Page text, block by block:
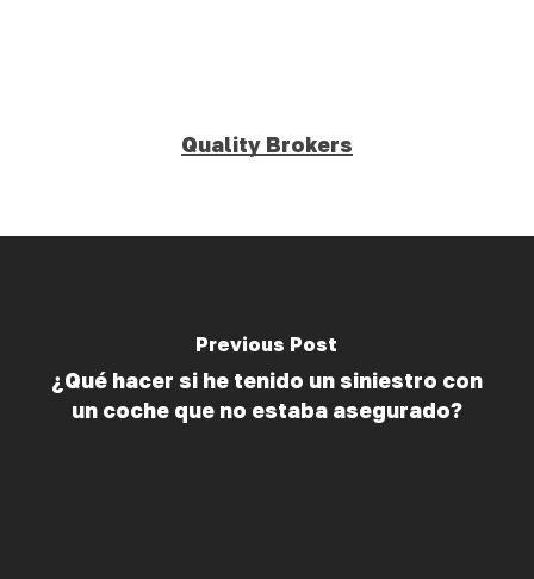
Quality Brokers
Previous Post
¿Qué hacer si he tenido un siniestro con
un coche que no estaba asegurado?